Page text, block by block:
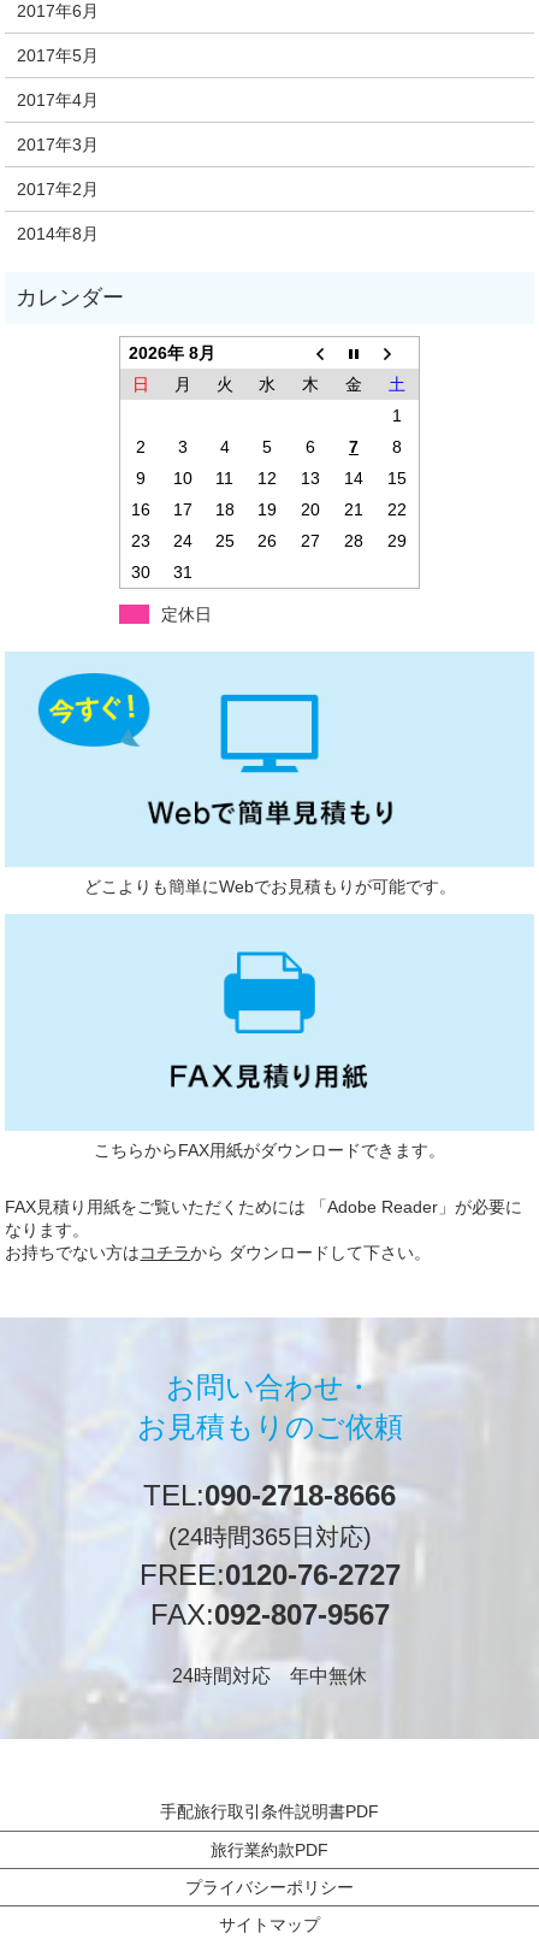
2017年6月
2017年5月
2017年4月
2017年3月
2017年2月
2014年8月
2026年 8月
日
月 火 水 木 金
土
1
2
3 4 5 6 7
8
9
10 11 12 13 14
15
16
17 18 19 20 21
22
23
24 25 26 27 28
29
30
31
定休日
どこよりも簡単にWebでお見積もりが可能です。
こちらからFAX用紙がダウンロードできます。
FAX見積り用紙をご覧いただくためには 「Adobe Reader」が必要に
なります。
お持ちでない方はコチラから ダウンロードして下さい。
お問い合わせ・
お見積もりのご依頼
TEL:090-2718-8666
(24時間365日対応)
FREE:0120-76-2727
FAX:092-807-9567
24時間対応 年中無休
手配旅行取引条件説明書PDF
旅行業約款PDF
プライバシーポリシー
サイトマップ